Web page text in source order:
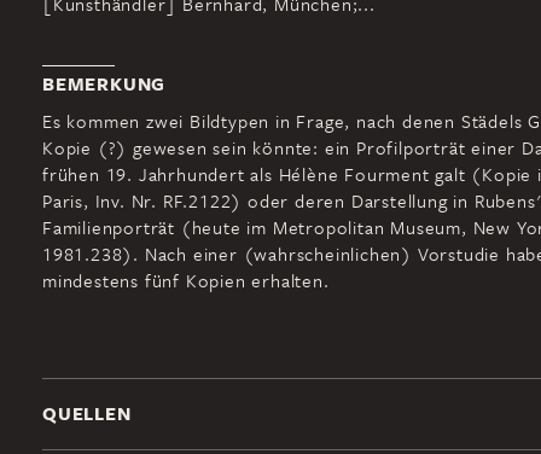
BEMERKUNG
Es kommen zwei Bildtypen in Frage, nach denen Städels
Kopie (?) gewesen sein könnte: ein Profilporträt einer
frühen 19. Jahrhundert als Hélène Fourment galt (Kopie
Paris, Inv. Nr. RF.2122) oder deren Darstellung in Rubens'
Familienporträt (heute im Metropolitan Museum, New
1981.238). Nach einer (wahrscheinlichen) Vorstudie
mindestens fünf Kopien erhalten.
QUELLEN